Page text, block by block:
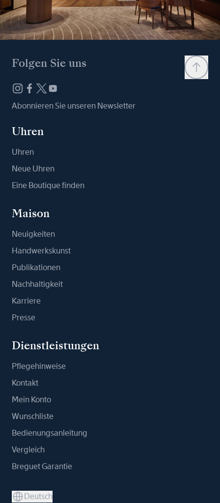
Folgen Sie uns
Abonnieren Sie unseren Newsletter
Uhren
Uhren
Neue Uhren
Eine Boutique finden
Maison
Neuigkeiten
Handwerkskunst
Publikationen
Nachhaltigkeit
Karriere
Presse
Dienstleistungen
Pflegehinweise
Kontakt
Mein Konto
Wunschliste
Bedienungsanleitung
Vergleich
Breguet Garantie
Deutsch